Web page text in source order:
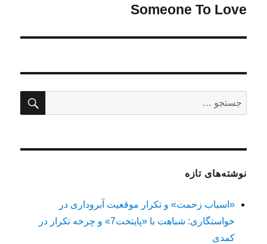
بعدی:
Someone To Love
برای:
نوشته‌های تازه
«اسباب زحمت» و تکرار موقعیت آبروداری در
خواستگاری: شباهت با «پایتخت7» و چرخه تکرار در
کمدی